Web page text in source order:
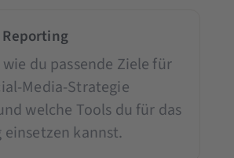
Reporting
du passende Ziele für
Media-Strategie
welche Tools du für das
einsetzen kannst.